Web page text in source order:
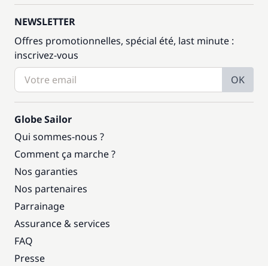
NEWSLETTER
Offres promotionnelles, spécial été, last minute :
inscrivez-vous
OK
Globe Sailor
Qui sommes-nous ?
Comment ça marche ?
Nos garanties
Nos partenaires
Parrainage
Assurance & services
FAQ
Presse